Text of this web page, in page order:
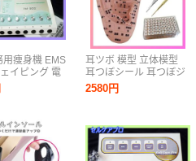
用痩身機 EMS
イピング 電
502 エス
身 ダイエッ
容器 可動品
耳ツボ 模型 立体模型
耳つぼシール 耳つぼジ
ュエリー 健康美容 リフ
トアップ
2580円